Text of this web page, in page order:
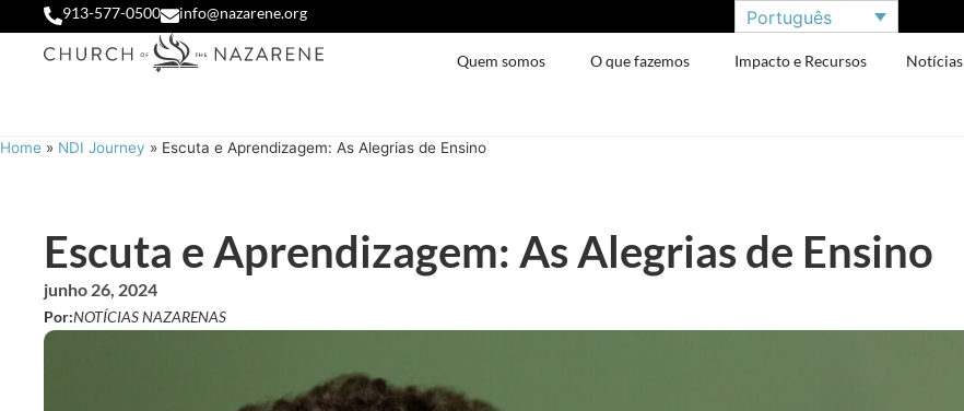
913-577-0500 info@nazarene.org Português
Quem somos O que fazemos Impacto e Recursos Notícias
Home » NDI Journey » Escuta e Aprendizagem: As Alegrias de Ensino
Escuta e Aprendizagem: As Alegrias de Ensino
junho 26, 2024
Por:NOTÍCIAS NAZARENAS